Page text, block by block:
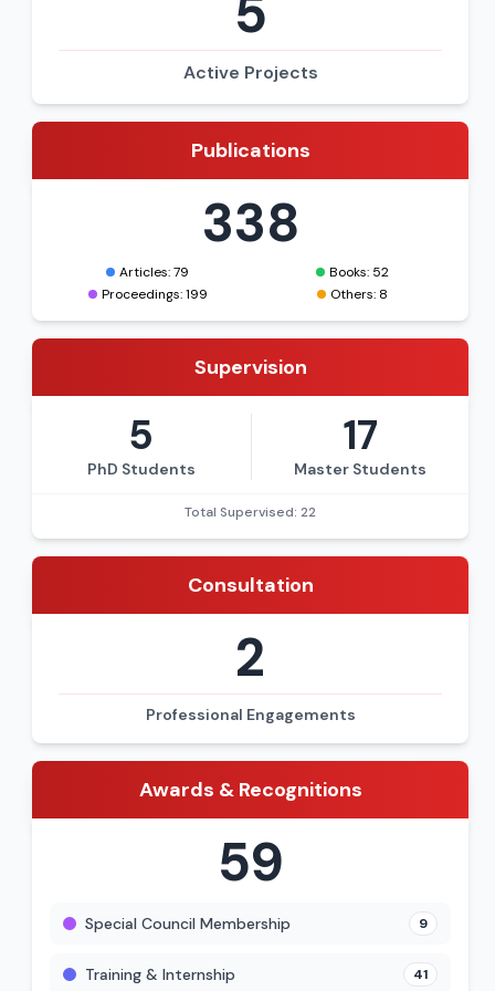
5
Active Projects
Publications
338
Articles: 79
Books: 52
Proceedings: 199
Others: 8
Supervision
5
PhD Students
17
Master Students
Total Supervised: 22
Consultation
2
Professional Engagements
Awards & Recognitions
59
Special Council Membership 9
Training & Internship 41